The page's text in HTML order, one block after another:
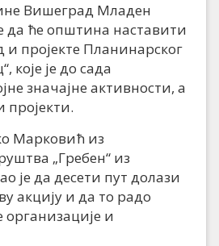
Вишеград Младен
да ће општина наставити
пројекте Планинарског
које је до сада
значајне активности, а
пројекти.
Марковић из
„Гребен“ из
је да десети пут долази
акцију и да то радо
и